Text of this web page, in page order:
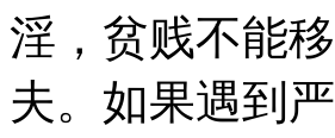
淫，贫贱不能
夫。如果遇到